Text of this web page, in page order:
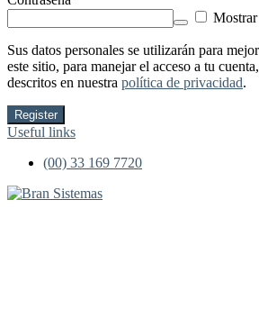
Mostrar
Sus datos personales se utilizarán para
este sitio, para manejar el acceso a tu
descritos en nuestra política de privacidad.
Register
Useful links
(00) 33 169 7720